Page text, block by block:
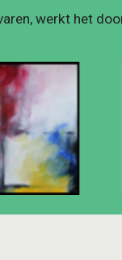
werkt het